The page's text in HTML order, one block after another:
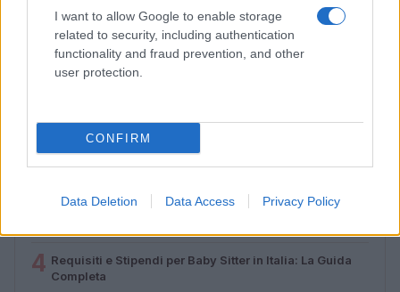
I want to allow Google to enable storage
related to security, including authentication
functionality and fraud prevention, and other
user protection.
CONFIRM
Data Deletion Data Access Privacy Policy
aggiornata
2 La salute mentale delle mamme: perché è importante
Aiuti famiglie: tutto quello che devi sapere sui supporti
4 Requisiti e Stipendi per Baby Sitter in Italia: La Guida
Completa